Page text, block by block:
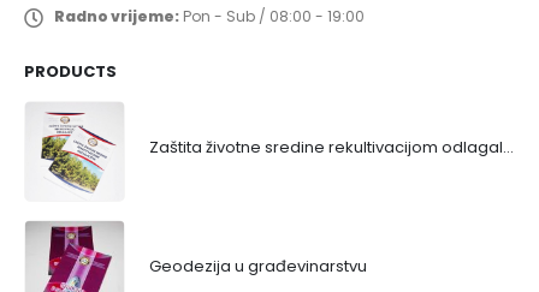
Radno vrijeme: Pon - Sub / 08:00 - 19:00
PRODUCTS
Zaštita životne sredine rekultivacijom odlagališta
Geodezija u građevinarstvu